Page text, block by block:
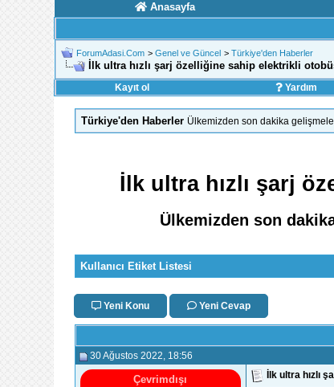
Anasayfa
ForumAdasi.Com > Genel ve Güncel > Türkiye'den Haberler
İlk ultra hızlı şarj özelliğine sahip elektrikli
Kayıt ol
Yardım
Türkiye'den Haberler Ülkemizden son dakika
İlk ultra hızlı şarj
Ülkemizden son
Kullanıcı Etiket Listesi
Yeni Konu Yeni Cevap
30 Ağustos 2022 , 18:56
Çevrimdışı İlk ultra hızlı